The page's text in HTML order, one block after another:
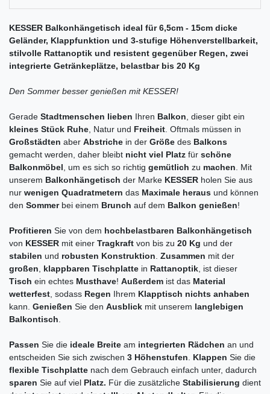
KESSER Balkonhängetisch ideal für 6,5cm - 15cm dicke
Geländer, Klappfunktion und 3-stufige Höhenverstellbarkeit,
stilvolle Rattanoptik und resistent gegenüber Regen, zwei
integrierte Getränkeplätze, belastbar bis 20 Kg
Den Sommer besser genießen mit KESSER!
Gerade Stadtmenschen lieben Ihren Balkon , dieser gibt ein
kleines Stück Ruhe , Natur und Freiheit . Oftmals müssen in
Großstädten aber Abstriche in der Größe des Balkons
gemacht werden, daher bleibt nicht viel Platz für schöne
Balkonmöbel , um es sich so richtig gemütlich zu machen . Mit
unserem Balkonhängetisch der Marke KESSER holen Sie aus
nur wenigen Quadratmetern das Maximale heraus und können
den Sommer bei einem Brunch auf dem Balkon genießen!
Profitieren Sie von dem hochbelastbaren Balkonhängetisch
von KESSER mit einer Tragkraft von bis zu 20 Kg und der
stabilen und robusten Konstruktion Zusammen mit der
großen
klappbaren Tischplatte in Rattanoptik , ist dieser
Tisch ein echtes Musthave! Außerdem ist das Material
wetterfest , sodass Regen Ihrem Klapptisch nichts anhaben
kann. Genießen Sie den Ausblick mit unserem langlebigen
Balkontisch
Passen Sie die ideale Breite am integrierten Rädchen an und
entscheiden Sie sich zwischen 3 Höhenstufen Klappen Sie die
flexible Tischplatte nach dem Gebrauch einfach unter, dadurch
sparen Sie auf viel Platz. Für die zusätzliche Stabilisierung dient